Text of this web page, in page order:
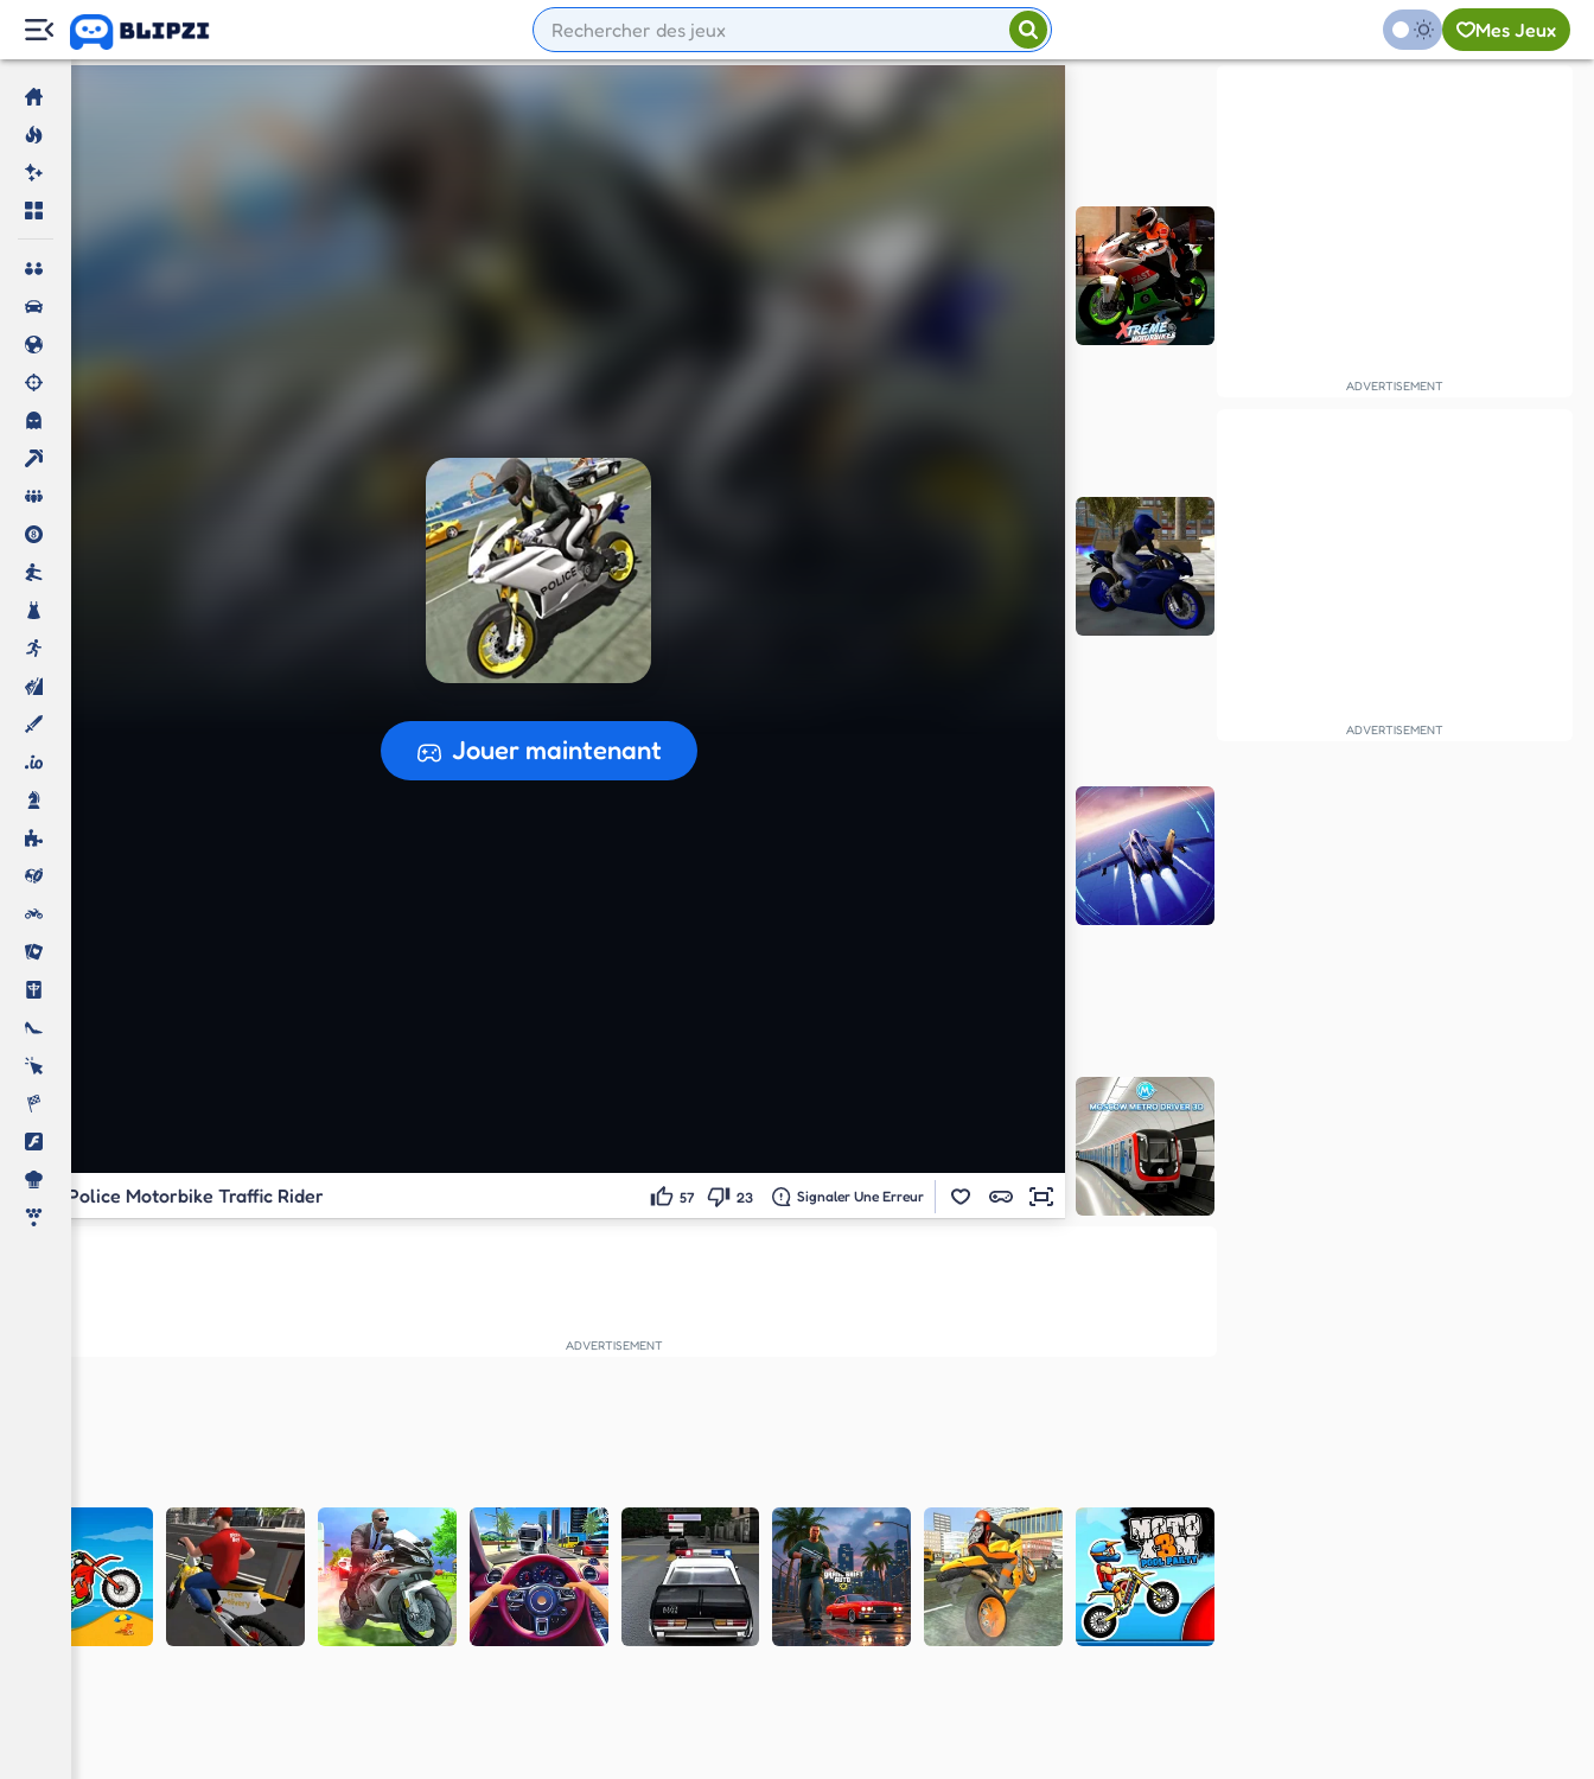
Mes Jeux
Jouer maintenant
Préparation du jeu...
Police Motorbike Traffic Rider 57 23 Signaler Une Erreur